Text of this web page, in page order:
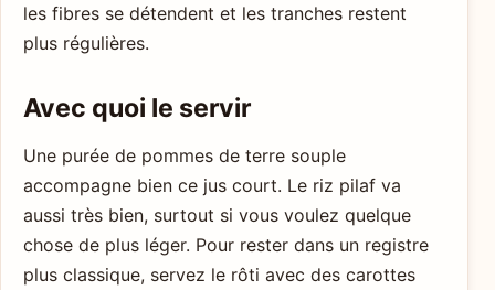
les fibres se détendent et les tranches restent
plus régulières.
Avec quoi le servir
Une purée de pommes de terre souple
accompagne bien ce jus court. Le riz pilaf va
aussi très bien, surtout si vous voulez quelque
chose de plus léger. Pour rester dans un registre
plus classique, servez le rôti avec des carottes